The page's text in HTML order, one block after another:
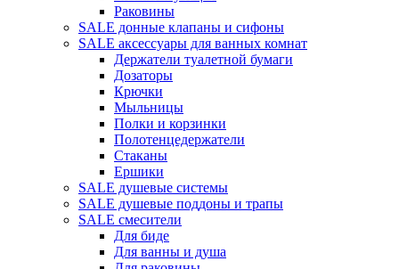
Раковины
SALE донные клапаны и сифоны
SALE аксессуары для ванных комнат
Держатели туалетной бумаги
Дозаторы
Крючки
Мыльницы
Полки и корзинки
Полотенцедержатели
Стаканы
Ершики
SALE душевые системы
SALE душевые поддоны и трапы
SALE смесители
Для биде
Для ванны и душа